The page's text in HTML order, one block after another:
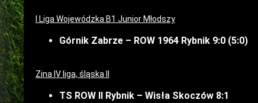
I Liga Wojewódzka B1 Junior Młodszy
Górnik Zabrze – ROW 1964 Rybnik 9:0 (5:0)
Zina IV liga, śląska II
TS ROW II Rybnik – Wisła Skoczów 8:1